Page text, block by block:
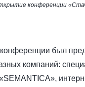
конференции
был
компаний: